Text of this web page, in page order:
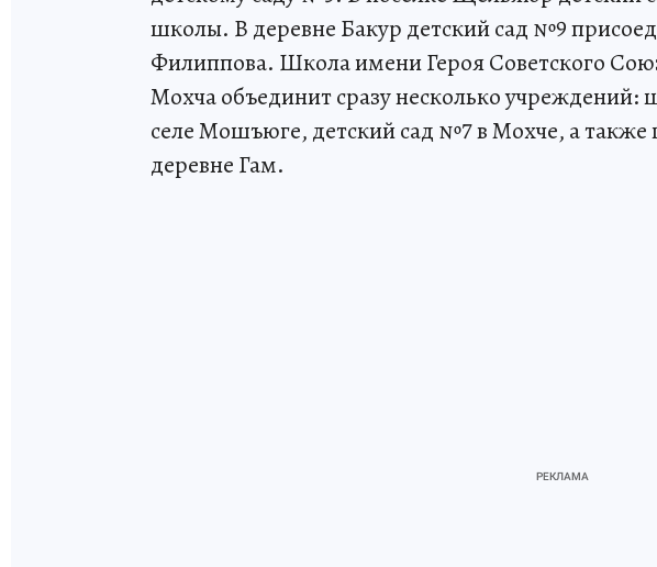
школы. В деревне Бакур детский сад №9
Филиппова. Школа имени Героя Советского
Мохча объединит сразу несколько
селе Мошъюге, детский сад №7 в Мохче, а также
деревне Гам.